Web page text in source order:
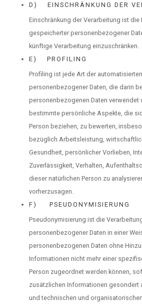
D) EINSCHRÄNKUNG DER
Einschränkung der Verarbeitung ist die
gespeicherter personenbezogener
künftige Verarbeitung einzuschränken.
E) PROFILING
Profiling ist jede Art der
personenbezogener Daten, die darin
personenbezogenen Daten verwendet
bestimmte persönliche Aspekte, die
Person beziehen, zu bewerten,
bezüglich Arbeitsleistung,
Gesundheit, persönlicher Vorlieben,
Zuverlässigkeit, Verhalten,
dieser natürlichen Person zu
vorherzusagen.
F) PSEUDONYMISIERUNG
Pseudonymisierung ist die
personenbezogener Daten in einer
personenbezogenen Daten ohne
Informationen nicht mehr einer
Person zugeordnet werden können,
zusätzlichen Informationen gesondert
und technischen und